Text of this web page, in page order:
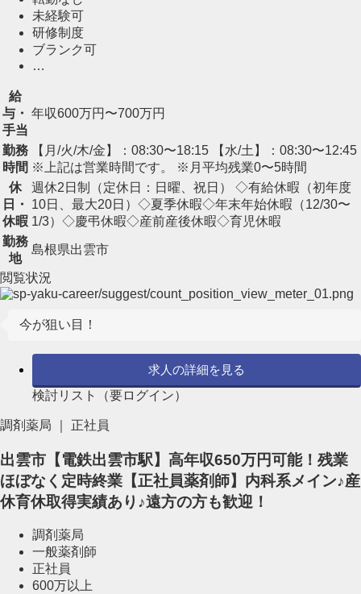
未経験可
研修制度
ブランク可
…
給
与・
手当
年収600万円〜700万円
勤務
時間
【月/火/木/金】：08:30〜18:15 【水/土】：08:30〜12:45
※上記は営業時間です。 ※月平均残業0〜5時間
休
日・
休暇
週休2日制（定休日：日曜、祝日） ◇有給休暇（初年度
10日、最大20日）◇夏季休暇◇年末年始休暇（12/30〜
1/3）◇慶弔休暇◇産前産後休暇◇育児休暇
勤務
地
島根県出雲市
閲覧状況
今が狙い目！
求人の詳細を見る
検討リスト（要ログイン）
調剤薬局 ｜ 正社員
出雲市【電鉄出雲市駅】高年収650万円可能！残業
ほぼなく定時終業【正社員薬剤師】内科系メイン♪産
休育休取得実績あり♪遠方の方も歓迎！
調剤薬局
一般薬剤師
正社員
600万以上